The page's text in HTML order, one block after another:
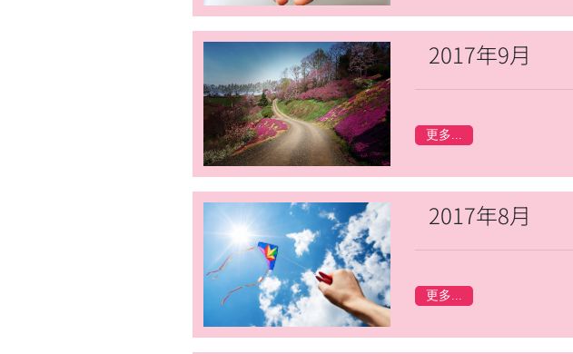
2017年9月
更多...
2017年8月
更多...